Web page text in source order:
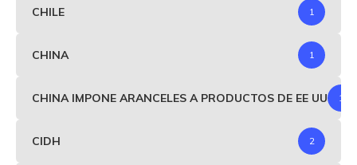
CHILE 1
CHINA 1
CHINA IMPONE ARANCELES A PRODUCTOS DE EE UU 1
CIDH 2